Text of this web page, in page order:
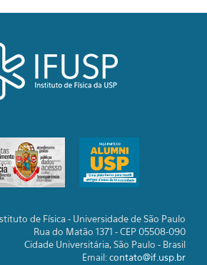
de Física - Universidade de São Paulo
Rua do Matão 1371 - CEP 05508-090
Cidade Universitária, São Paulo - Brasil
Email:contato@if.usp.br